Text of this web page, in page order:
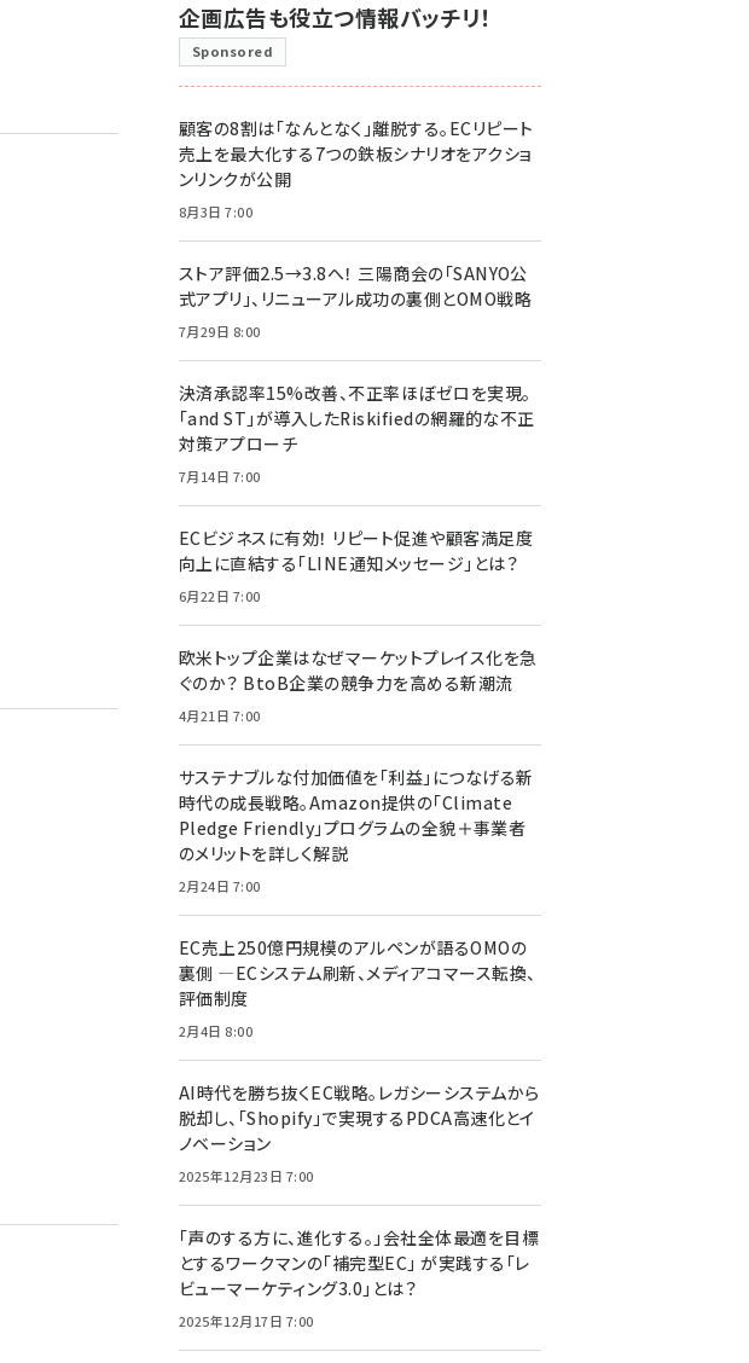
企画広告も役立つ情報バッチリ！
Sponsored
顧客の8割は「なんとなく」離脱する。ECリピート
売上を最大化する7つの鉄板シナリオをアクショ
ンリンクが公開
8月3日 7:00
ストア評価2.5→3.8へ！ 三陽商会の「SANYO公
式アプリ」、リニューアル成功の裏側とOMO戦略
7月29日 8:00
決済承認率15%改善、不正率ほぼゼロを実現。
「and ST」が導入したRiskifiedの網羅的な不正
対策アプローチ
7月14日 7:00
ECビジネスに有効！ リピート促進や顧客満足度
向上に直結する「LINE通知メッセージ」とは？
6月22日 7:00
欧米トップ企業はなぜマーケットプレイス化を急
ぐのか？ BtoB企業の競争力を高める新潮流
4月21日 7:00
サステナブルな付加価値を「利益」につなげる新
時代の成長戦略。Amazon提供の「Climate
Pledge Friendly」プログラムの全貌＋事業者
のメリットを詳しく解説
2月24日 7:00
EC売上250億円規模のアルペンが語るOMOの
裏側 ―ECシステム刷新、メディアコマース転換、
評価制度
2月4日 8:00
AI時代を勝ち抜くEC戦略。レガシーシステムから
脱却し、「Shopify」で実現するPDCA高速化とイ
ノベーション
2025年12月23日 7:00
「声のする方に、進化する。」会社全体最適を目標
とするワークマンの「補完型EC」 が実践する「レ
ビューマーケティング3.0」とは？
2025年12月17日 7:00